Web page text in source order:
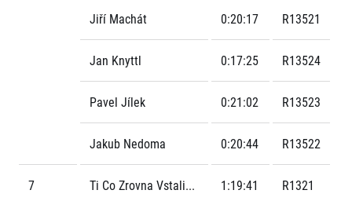
Jiří Machát 0:20:17 R13521
Jan Knyttl 0:17:25 R13524
Pavel Jílek 0:21:02 R13523
Jakub Nedoma 0:20:44 R13522
7 Ti Co Zrovna Vstali... 1:19:41 R1321